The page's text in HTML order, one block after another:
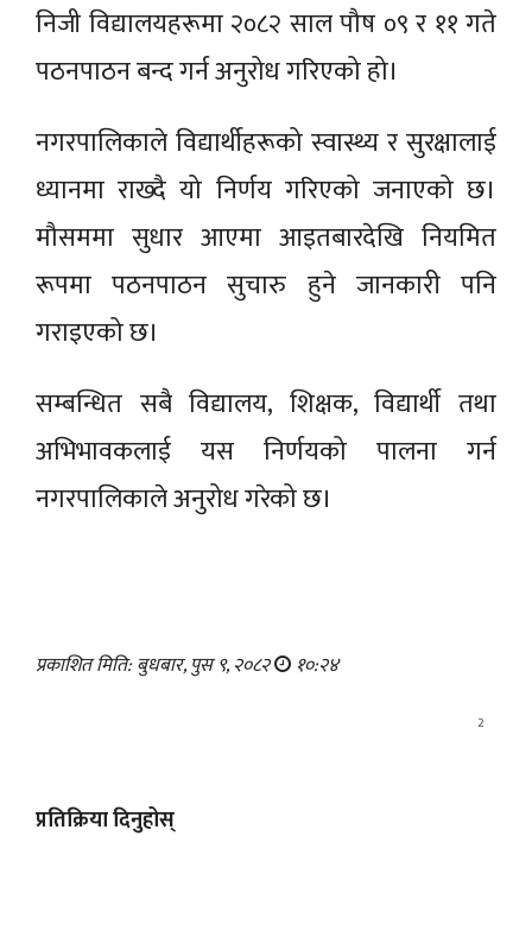
निजी विद्यालयहरूमा २०८२ साल पौष ०९ र ११ गते
पठनपाठन बन्द गर्न अनुरोध गरिएको हो।
नगरपालिकाले विद्यार्थीहरूको स्वास्थ्य र सुरक्षालाई
ध्यानमा राख्दै यो निर्णय गरिएको जनाएको छ।
मौसममा सुधार आएमा आइतबारदेखि नियमित
रूपमा पठनपाठन सुचारु हुने जानकारी पनि
गराइएको छ।
सम्बन्धित सबै विद्यालय, शिक्षक, विद्यार्थी तथा
अभिभावकलाई यस निर्णयको पालना गर्न
नगरपालिकाले अनुरोध गरेको छ।
प्रकाशित मिति: बुधबार, पुस ९, २०८२ १०:२४
2
प्रतिक्रिया दिनुहोस्